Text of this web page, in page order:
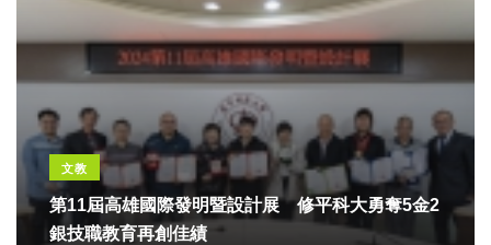
文教
第11屆高雄國際發明暨設計展 修平科大勇奪5金2
銀技職教育再創佳績